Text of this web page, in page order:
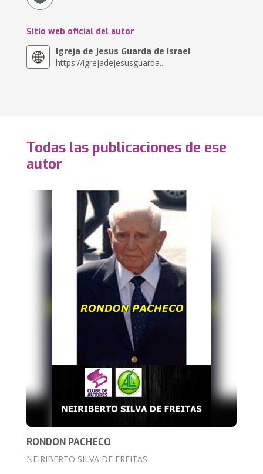
Sitio web oficial del autor
Igreja de Jesus Guarda de Israel
https://igrejadejesusguarda...
Todas las publicaciones de ese
autor
RONDON PACHECO
NEIRIBERTO SILVA DE FREITAS